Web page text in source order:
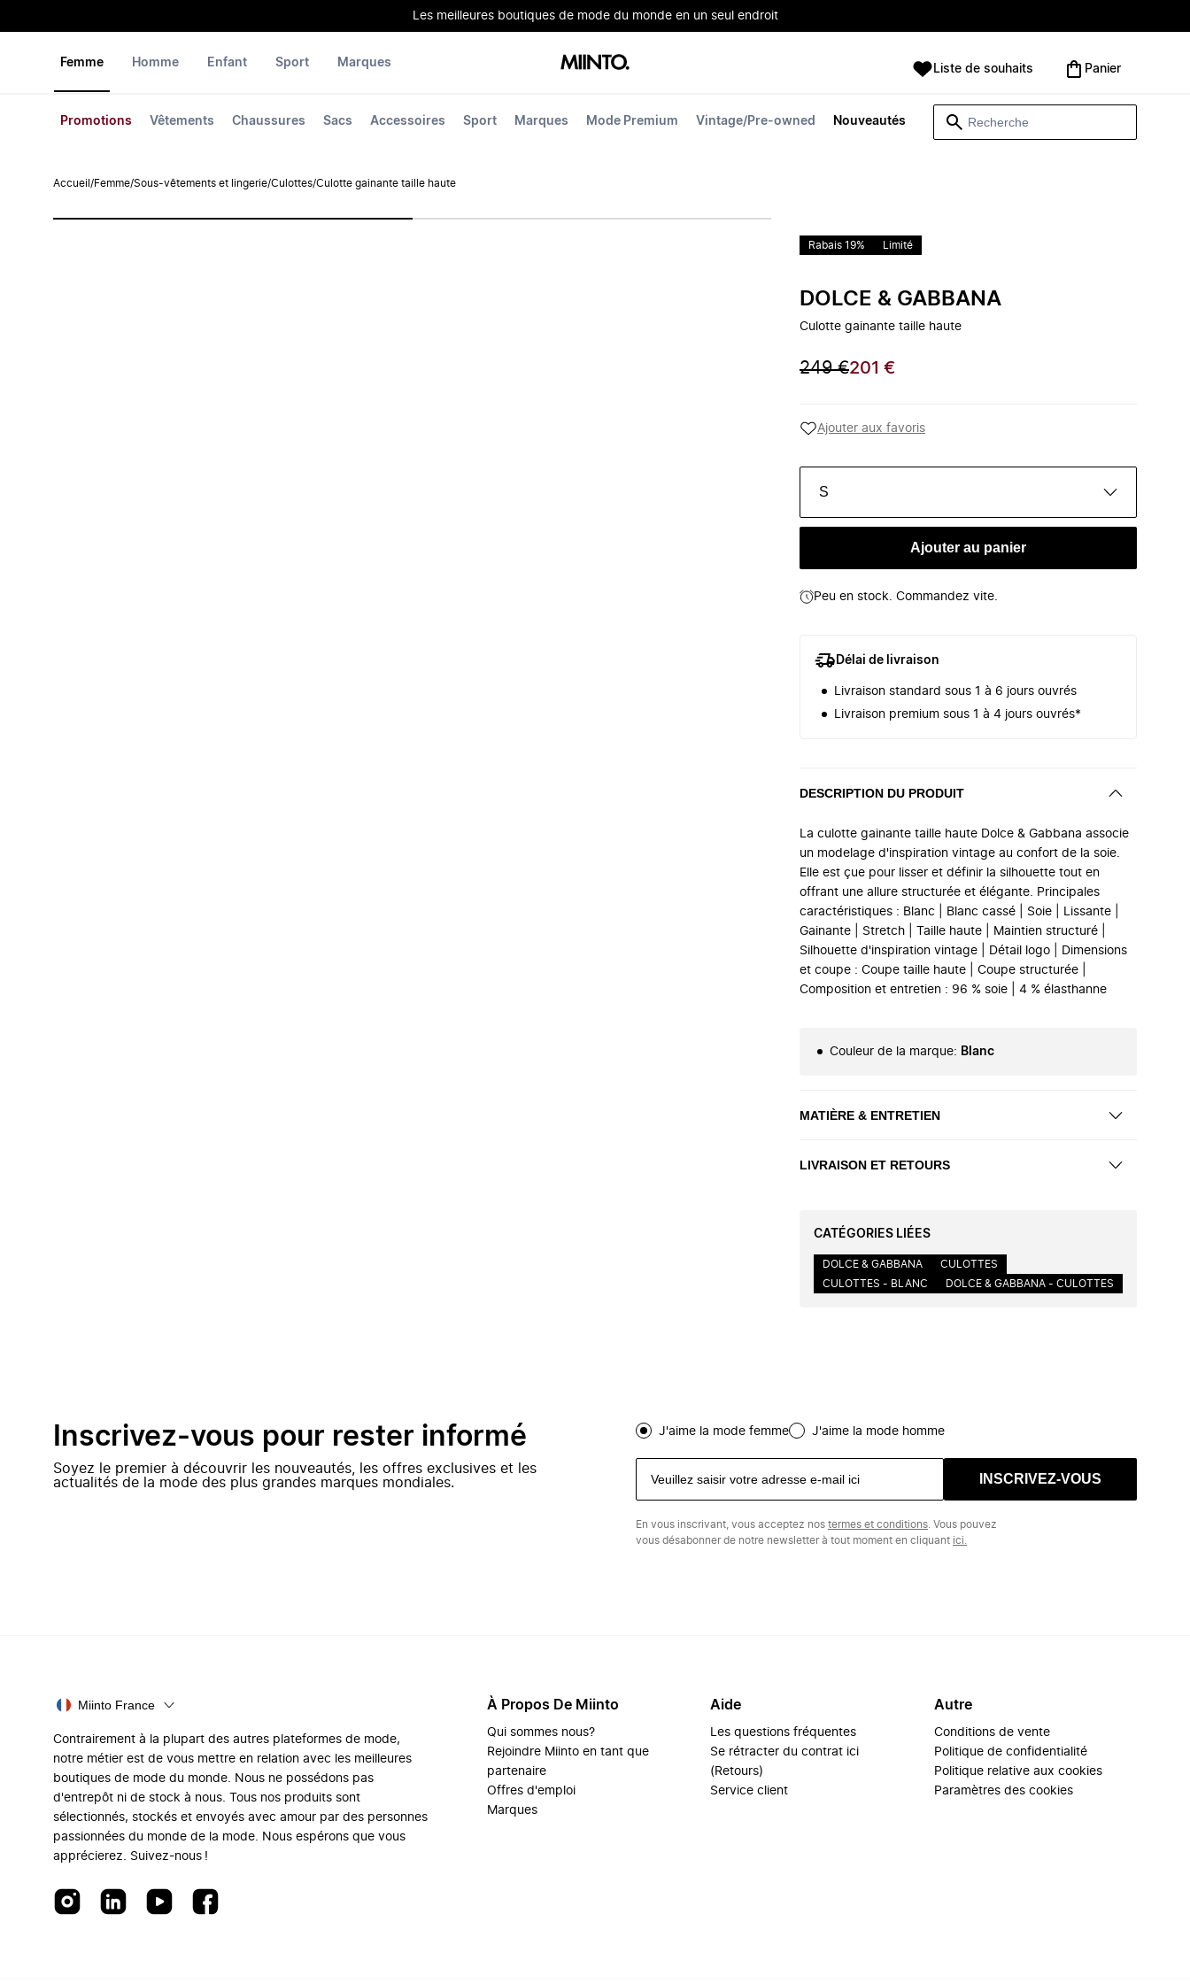
Les meilleures boutiques de mode du monde en un seul endroit
Femme
Promotions Vêtements Chaussures Sacs Accessoires Sport Marques Mode Premium Vintage/Pre-owned Nouveautés
Homme Enfant Sport Marques Liste de souhaits Panier
Accueil /Femme/Sous-vêtements et lingerie/Culottes/Culotte gainante taille haute
Rabais 19% Limité
DOLCE & GABBANA
Culotte gainante taille haute
249 €201 €
Ajouter aux favoris
S
Ajouter au panier
Peu en stock. Commandez vite.
Délai de livraison
Livraison standard sous 1 à 6 jours ouvrés
Livraison premium sous 1 à 4 jours ouvrés*
DESCRIPTION DU PRODUIT
La culotte gainante taille haute Dolce & Gabbana associe
un modelage d'inspiration vintage au confort de la soie.
Elle est çue pour lisser et définir la silhouette tout en
offrant une allure structurée et élégante. Principales
caractéristiques : Blanc | Blanc cassé | Soie | Lissante |
Gainante | Stretch | Taille haute | Maintien structuré |
Silhouette d'inspiration vintage | Détail logo | Dimensions
et coupe : Coupe taille haute | Coupe structurée |
Composition et entretien : 96 % soie | 4 % élasthanne
Couleur de la marque: Blanc
MATIÈRE & ENTRETIEN
LIVRAISON ET RETOURS
CATÉGORIES LIÉES
DOLCE & GABBANA
CULOTTES
CULOTTES - BLANC
DOLCE & GABBANA - CULOTTES
Inscrivez-vous pour rester informé
Soyez le premier à découvrir les nouveautés, les offres exclusives et les
actualités de la mode des plus grandes marques mondiales.
J'aime la mode femme J'aime la mode homme
INSCRIVEZ-VOUS
En vous inscrivant, vous acceptez nos termes et conditions . Vous pouvez
vous désabonner de notre newsletter à tout moment en cliquant ici.
Miinto France
Contrairement à la plupart des autres plateformes de mode,
notre métier est de vous mettre en relation avec les meilleures
boutiques de mode du monde. Nous ne possédons pas
d'entrepôt ni de stock à nous. Tous nos produits sont
sélectionnés, stockés et envoyés avec amour par des personnes
passionnées du monde de la mode. Nous espérons que vous
apprécierez. Suivez-nous !
À Propos De Miinto
Qui sommes nous?
Rejoindre Miinto en tant que
partenaire
Offres d'emploi
Marques
Aide
Les questions fréquentes
Se rétracter du contrat ici
(Retours)
Service client
Autre
Conditions de vente
Politique de confidentialité
Politique relative aux cookies
Paramètres des cookies